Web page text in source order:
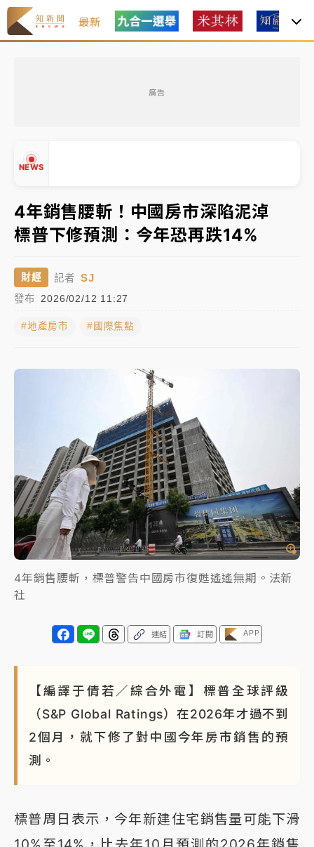
最新
廣告
NEWS
故宮《龍藏經》特展第2檔！今線上預約開賣一度塞車
周六起展出延長至晚上7時
台東農業處長涉圖利渡假村！東檢抗告成功 今重開羈
押庭
父親節泡湯了！中颱白海豚雨彈轟3天 「紅到發紫」降
台積電殺35元、台股跌近300點 被動元件、低軌衛星
及載板皆走弱
故宮《龍藏經》特展第2檔！今線上預約開賣一度塞車
周六起展出延長至晚上7時
台東農業處長涉圖利渡假村！東檢抗告成功 今重開羈
父親節泡湯了！中颱白海豚雨彈轟3天 「紅到發紫」降
雨熱區曝
4年銷售腰斬！中國房市深陷泥淖
標普下修預測：今年恐再跌14%
財經 記者 SJ
發布 2026/02/12 11:27
#地產房市 #國際焦點
4年銷售腰斬，標普警告中國房市復甦遙遙無期。法新
社
連結 訂閱 APP
【編譯于倩若／綜合外電】標普全球評級
（S&P Global Ratings）在2026年才過不到
2個月，就下修了對中國今年房市銷售的預
測。
標普周日表示，今年新建住宅銷售量可能下滑